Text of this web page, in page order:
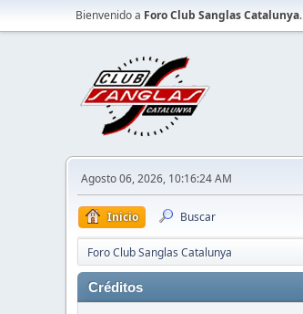
Bienvenido a Foro Club Sanglas Catalunya.
Agosto 06, 2026, 10:16:24 AM
Inicio Buscar
Foro Club Sanglas Catalunya
Créditos